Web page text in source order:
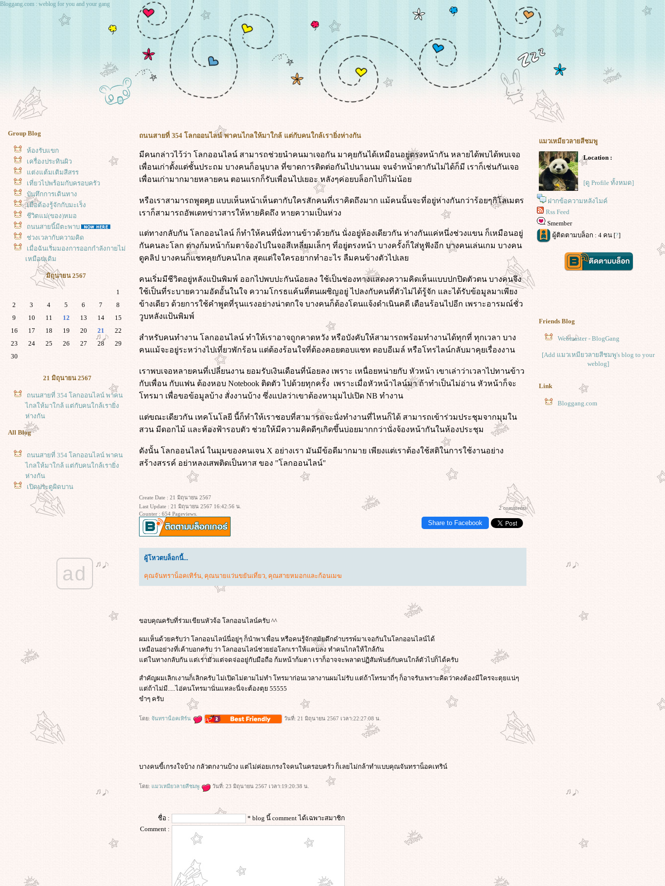
Bloggang.com : weblog for you and your gang
Group Blog
ห้องรับแขก
เครื่องประทินผิว
ต่งแต้มเติมสีสรร
เที่ยวไปพร้อมกับครอบครัว
บันทึกการเดินทาง
เมื่อต้องรู้จักกับมะเร็ง
ชีวิตแม่(ของ)หมอ
ถนนสายนี้มีตะพาบ
ช่วงเวลากับความคิด
เมื่อฉันเริ่มมองการออกกำลังกายไม่
เหมือนเดิม
มิถุนายน 2567
1
2
3 4 5 6 7
8
9
10 11 12 13 14
15
16
17 18 19 20 21
22
23
24 25 26 27 28
29
30
21 มิถุนายน 2567
ถนนสายที่ 354 โลกออนไลน์ พาคน
ไกลให้มาใกล้ แต่กับคนใกล้เรายิ่ง
ห่างกัน
All Blog
ถนนสายที่ 354 โลกออนไลน์ พาคน
ไกลให้มาใกล้ แต่กับคนใกล้เรายิ่ง
ห่างกัน
เปิดประตูผิดบาน
ad
ถนนสายที่ 354 โลกออนไลน์ พาคนไกลให้มาใกล้ แต่กับคนใกล้เรายิ่งห่างกัน
มีคนกล่าวไว้ว่า โลกออนไลน์ สามารถช่วยนำคนมาเจอกัน มาคุยกันได้เหมือนอยู่ตรงหน้ากัน หลายได้พบได้พบเจอ
เพื่อนเก่าตั้งแต่ชั้นประถม บางคนก็อนุบาล ที่ขาดการติดต่อกันไปนานนม จนจำหน้าตากันไม่ได้ก็มี เราก็เช่นกันเจอ
เพื่อนเก่ามากมายหลายคน ตอนแรกก็รับเพื่อนไปเยอะ หลังๆค่อยบล็อกไปก็ไม่น้อ
หรือเราสามารถพูดคุย แบบเห็นหน้าเห็นตากับใครสักคนที่เราคิดถึงมาก แม้คนนั้นจะที่อยู่ห่างกันกว่าร้อยๆกิโลเมตร
เราก็สามารถอัพเดทข่าวสารให้หายคิดถึง หายความเป็นห่วง
ต่ทางกลับกัน โลกออนไลน์ ก็ทำให้คนที่นั่งทานข้าวด้วยกัน นั่งอยู่ห้องเดียวกัน ห่างกันแค่หนึ่งช่วงแขน ก็เหมือนอยู่
กันคนละโลก ต่างก้มหน้าก้มตาจ้องไปในจอสีเหลี่ยมเล็กๆ ที่อยู่ตรงหน้า บางครั้งก็ใส่หูฟังอีก บางคนเล่นเกม บางคน
ดูคลิป บางคนก็แชทคุยกับคนไกล สุดแต่ใจใครอยากทำอะไร ลืมคนข้างตัวไปเล
คนเริ่มมีชีวิตอยู่หลังแป้นพิมพ์ ออกไปพบปะกันน้อยลง ใช้เป็นช่องทางแสดงความคิดเห็นแบบปกปิดตัวตน บางคนจึง
ช้เป็นที่ระบายความอัดอั้นในใจ ความโกรธแค้นที่ตนเผชิญอยู่ ไปลงกับคนที่ตัวไม่ได้รู้จัก และได้รับข้อมูลมาเพียง
ข้างเดียว ด้วยการใช้คำพูดที่รุนแรงอย่างน่าตกใจ บางคนก็ต้องโดนแจ้งดำเนินคดี เดือนร้อนไปอีก เพราะอารมณ์ชั่ว
วูบหลังแป้นพิมพ์
สำหรับคนทำงาน โลกออนไลน์ ทำให้เราอาจถูกคาดหวัง หรือบังคับให้สามารถพร้อมทำงานได้ทุกที่ ทุกเวลา บาง
คนแม้จะอยู่ระหว่างไปเที่ยวพักร้อน แต่ต้องร้อนใจที่ต้องคอยตอบแชท ตอบอีเมล์ หรือโทรไลน์กลับมาคุยเรื่องงาน
เราพบเจอหลายคนที่เปลี่ยนงาน ยอมรับเงินเดือนที่น้อยลง เพราะ เหนื่อยหน่ายกับ หัวหน้า เขาเล่าว่าเวลาไปทานข้าว
กับเพื่อน กับแฟน ต้องหอบ Notebook ติดตัว ไปด้วยทุกครั้ง เพราะเมื่อหัวหน้าไลน์มา ถ้าทำเป็นไม่อ่าน หัวหน้าก็จะ
ทรมา เพื่อขอข้อมูลบ้าง สั่งงานบ้าง ซึ่งแปลว่าเขาต้องหามุมไปเปิด NB ทำงาน
ต่ขณะเดียวกัน เทคโนโลยี นี้ก็ทำให้เราชอบที่สามารถจะนั่งทำงานที่ไหนก็ได้ สามารถเข้าร่วมประชุมจากมุมใน
สวน มีดอกไม้ และท้องฟ้ารอบตัว ช่วยให้มีความคิดดีๆเกิดขึ้นบ่อยมากกว่านั่งจ้องหน้ากันในห้องประชุม
​​​​ดังนั้น โลกออนไลน์ ในมุมของคนเจน X อย่างเรา มันมีข้อดีมากมาย เพียงแต่เราต้องใช้สติในการใช้งานอย่าง
สร้างสรรค์ อย่าหลงเสพติดเป็นทาส ของ "โลกออนไลน์"
Create Date : 21 มิถุนายน 2567
Last Update : 21 มิถุนายน 2567 16:42:56 น.
Counter : 654 Pageviews.
2 comments
Share to Facebook
ผู้โหวตบล็อกนี้...
คุณจันทราน็อคเทิร์น, คุณนายแว่นขยันเที่ยว, คุณสายหมอกและก้อนเมฆ
ขอบคุณครับที่ร่วมเขียนหัวจ้อ โลกออนไลน์ครับ ^^
ผมเห็นด้วยครับว่า โลกออนไลน์นี่อยู่ๆ ก็นำพาเพื่อน หรือคนรู้จักสมัยดึกดำบรรพ์มาเจอกันในโลกออนไลน์ได้
เหมือนอย่างที่เค้าบอกครับ ว่า โลกออนไลน์ช่วยย่อโลกเราให้แคบลง ทำคนไกลให้ใกล้กัน
ต่ในทางกลับกัน แต่เรามัวแต่จดจ่ออยู่กับมือถือ ก้มหน้าก้มตา เราก็อาจจะพลาดปฏิสัมพันธ์กับคนใกล้ตัวไปก็ได้ครับ
สำคัญผมเลิกเงานก็เลิกครับ ไม่เปิดไม่ตามไม่ทำ โทรมาก่อนเวลางานผมไม่รับ แต่ถ้าโทรมาถี่ๆ ก็อาจรับเพราะคิดว่าคงต้องมีใครจะตุยแน่ๆ
ต่ถ้าไม่มี.....ไอ่คนโทรมานั่นแหละนี่จะต้องตุย 55555
ขำๆ ครับ
ดย: จันทราน็อคเทิร์น วันที่: 21 มิถุนายน 2567 เวลา:22:27:08 น.
บางคนขี้เกรงใจบ้าง กลัวตกงานบ้าง แต่ไม่ค่อยเกรงใจคนในครอบครัว ก็เลยไม่กล้าทำแบบคุณจันทราน็อคเทริน์
ดย: มวเหมียวลายสีชมพู วันที่: 23 มิถุนายน 2567 เวลา:19:20:38 น.
ชื่อ :
* blog นี้ comment ได้เฉพาะสมาชิก
Comment :
มวเหมียวลายสีชมพู
Location :
[ดู Profile ทั้งหมด]
ฝากข้อความหลังไมค์
Rss Feed
Smember
ผู้ติดตามบล็อก : 4 คน [?]
Friends Blog
Webmaster - BlogGang
[Add แมวเหมียวลายสีชมพู's blog to your
weblog]
Link
Bloggang.com